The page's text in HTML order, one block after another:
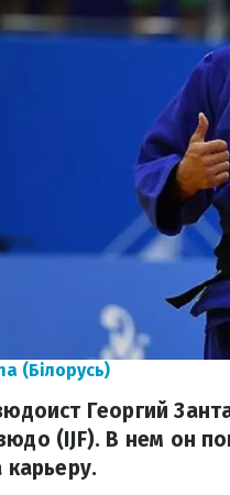
(Білорусь)
Георгий
(IJF). В нем он
карьеру.